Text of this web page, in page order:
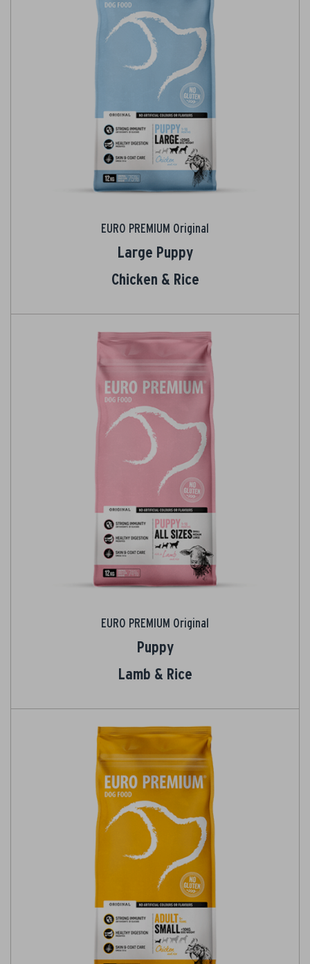
EURO PREMIUM Original
Large Puppy
Chicken & Rice
EURO PREMIUM Original
Puppy
Lamb & Rice